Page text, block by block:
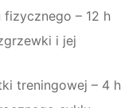
fizycznego – 12 h
i jej
treningowej – 4 h